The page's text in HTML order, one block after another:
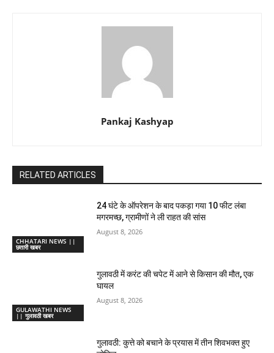
Pankaj Kashyap
RELATED ARTICLES
CHHATARI NEWS ||
छतारी खबर
24 घंटे के ऑपरेशन के बाद पकड़ा गया 10 फीट लंबा
मगरमच्छ, ग्रामीणों ने ली राहत की सांस
August 8, 2026
GULAWATHI NEWS
|| गुलावठी खबर
गुलावठी में करंट की चपेट में आने से किसान की मौत, एक
घायल
August 8, 2026
गुलावठी: कुत्ते को बचाने के प्रयास में तीन शिवभक्त हुए